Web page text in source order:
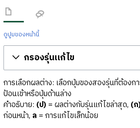
ดูปูมของหน้านี้
กรองรุ่นแก้ไข
การเลือกผลต่าง: เลือกปุ่มของสองรุ่นที่ต้องก
ป้อนเข้าหรือปุ่มด้านล่าง
คำอธิบาย: (ป)= ผลต่างกับรุ่นแก้ไขล่าสุด, (
ก่อนหน้า, ล= การแก้ไขเล็กน้อย